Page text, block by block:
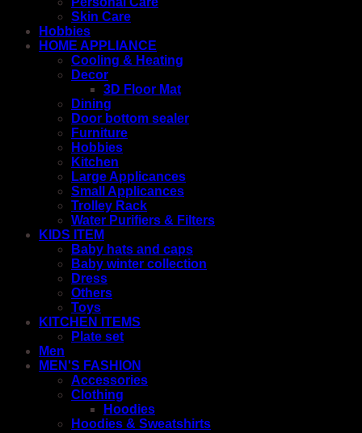
Skin Care
Hobbies
HOME APPLIANCE
Cooling & Heating
Decor
3D Floor Mat
Dining
Door bottom sealer
Furniture
Hobbies
Kitchen
Large Applicances
Small Applicances
Trolley Rack
Water Purifiers & Filters
KIDS ITEM
Baby hats and caps
Baby winter collection
Dress
Others
Toys
KITCHEN ITEMS
Plate set
Men
MEN'S FASHION
Accessories
Clothing
Hoodies
Hoodies & Sweatshirts